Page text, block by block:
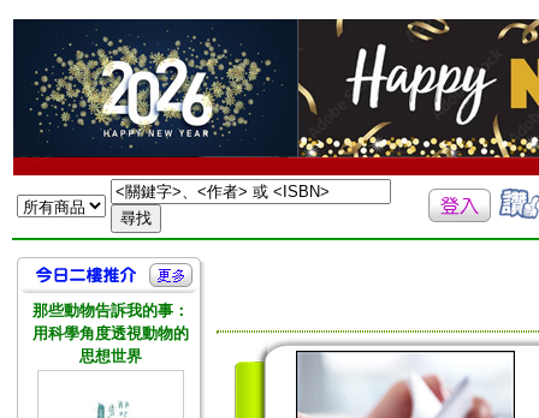
那些動物告訴我的事：
用科學角度透視動物的
思想世界